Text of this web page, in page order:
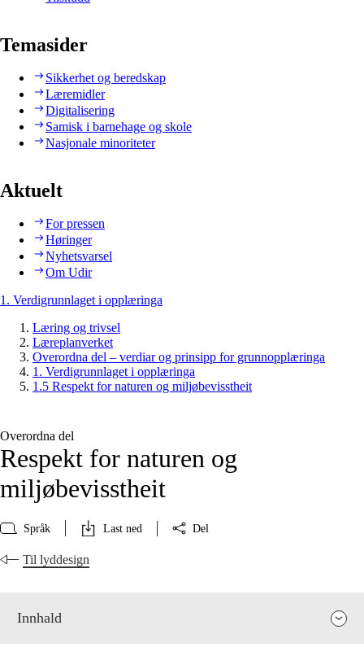
Temasider
Sikkerhet og beredskap
Læremidler
Digitalisering
Samisk i barnehage og skole
Nasjonale minoriteter
Aktuelt
For pressen
Høringer
Nyhetsvarsel
Om Udir
1. Verdigrunnlaget i opplæringa
Læring og trivsel
Læreplanverket
Overordna del – verdiar og prinsipp for grunnopplæringa
1. Verdigrunnlaget i opplæringa
1.5 Respekt for naturen og miljøbevisstheit
Overordna del
Respekt for naturen og
miljøbevisstheit
Språk Last ned Del
Til lyddesign
Innhald